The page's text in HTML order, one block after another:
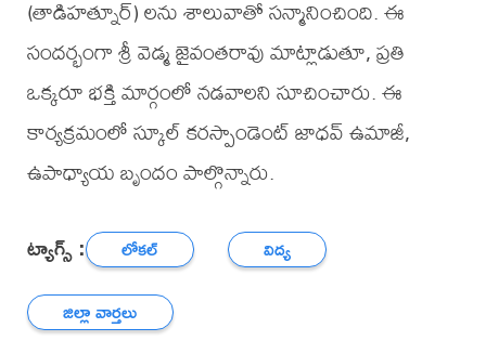
(తాడిహత్నూర్) లను శాలువాతో సన్మానించింది. ఈ
సందర్భంగా శ్రీ వెడ్మ జైవంతరావు మాట్లాడుతూ, ప్రతి
ఒక్కరూ భక్తి మార్గంలో నడవాలని సూచించారు. ఈ
కార్యక్రమంలో స్కూల్ కరస్పాండెంట్ జాధవ్ ఉమాజీ,
ఉపాధ్యాయ బృందం పాల్గొన్నారు.
ట్యాగ్స్ : లోకల్
విద్య
జిల్లా వార్తలు